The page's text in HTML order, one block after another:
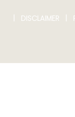
DISCLAIMER